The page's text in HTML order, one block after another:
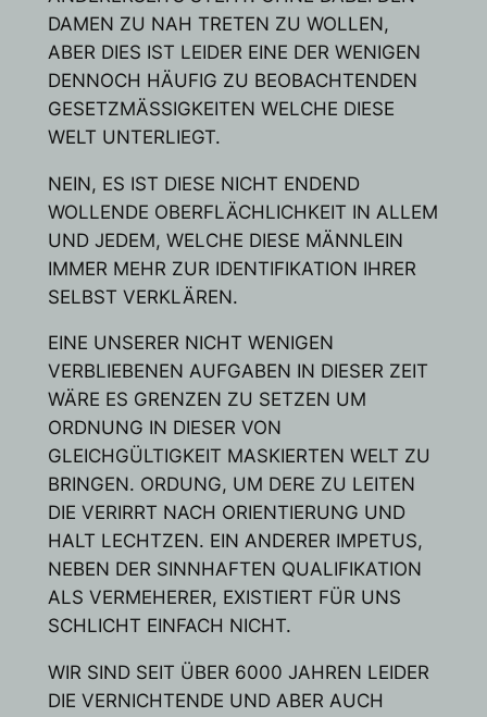
DAMEN ZU NAH TRETEN ZU WOLLEN,
ABER DIES IST LEIDER EINE DER WENIGEN
DENNOCH HÄUFIG ZU BEOBACHTENDEN
GESETZMÄSSIGKEITEN WELCHE DIESE
WELT UNTERLIEGT.
NEIN, ES IST DIESE NICHT ENDEND
WOLLENDE OBERFLÄCHLICHKEIT IN ALLEM
UND JEDEM, WELCHE DIESE MÄNNLEIN
IMMER MEHR ZUR IDENTIFIKATION IHRER
SELBST VERKLÄREN.
EINE UNSERER NICHT WENIGEN
VERBLIEBENEN AUFGABEN IN DIESER ZEIT
WÄRE ES GRENZEN ZU SETZEN UM
ORDNUNG IN DIESER VON
GLEICHGÜLTIGKEIT MASKIERTEN WELT ZU
BRINGEN. ORDUNG, UM DERE ZU LEITEN
DIE VERIRRT NACH ORIENTIERUNG UND
HALT LECHTZEN. EIN ANDERER IMPETUS,
NEBEN DER SINNHAFTEN QUALIFIKATION
ALS VERMEHERER, EXISTIERT FÜR UNS
SCHLICHT EINFACH NICHT.
WIR SIND SEIT ÜBER 6000 JAHREN LEIDER
DIE VERNICHTENDE UND ABER AUCH